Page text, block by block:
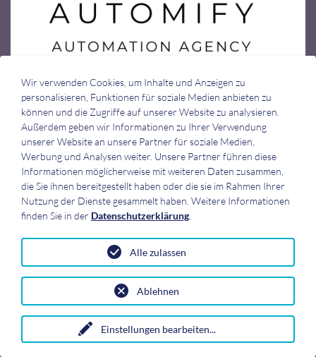
Das 1:1 Coaching für meinen Businessplan war eine unglaublich
wertvolle Erfahrung. Doreen, meine Coachin, war nicht nur äußerst
freundlich und professionell, sondern zeigte auch viel Geduld, wenn ich
zusätzliche Zeit brauchte. Ihre Unterstützung hat mir geholfen, mich
sicherer zu fühlen und meine Ideen klaren zu strukturieren. Ich kann
das Coaching nur wärmstens empfehlen.
online
Das Coaching war professionell und auf mich abgestimmt. Es wurden
Tipps vermittelt, die sehr hilfreich waren.
Stephan Wellmann (Hausmeisterservice), Gründungscoaching in
Neubrandenburg
Wir verwenden Cookies, um Inhalte und Anzeigen zu
personalisieren, Funktionen für soziale Medien anbieten zu
können und die Zugriffe auf unserer Website zu analysieren.
Außerdem geben wir Informationen zu Ihrer Verwendung
unserer Website an unsere Partner für soziale Medien,
Werbung und Analysen weiter. Unsere Partner führen diese
Informationen möglicherweise mit weiteren Daten zusammen,
die Sie ihnen bereitgestellt haben oder die sie im Rahmen Ihrer
Nutzung der Dienste gesammelt haben. Weitere Informationen
finden Sie in der Datenschutzerklärung
Einstellungen bearbeiten...
Ablehnen
Alle zulassen